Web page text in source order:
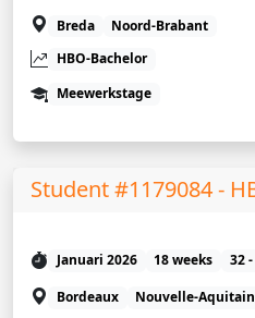
Breda
Noord-Brabant
HBO-Bachelor
Meewerkstage
Student #1179084 -
Januari 2026 18 weeks
32
Bordeaux
Nouvelle-